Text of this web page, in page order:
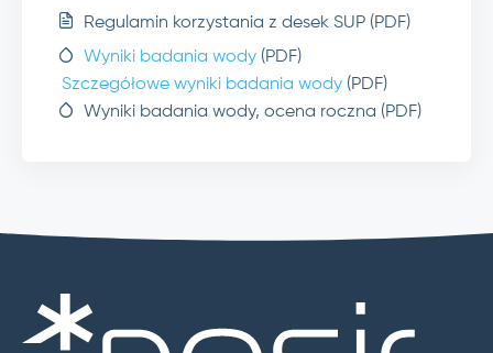
Regulamin korzystania z desek SUP (PDF)
Wyniki badania wody (PDF)
Szczegółowe wyniki badania wody (PDF)
Wyniki badania wody, ocena roczna (PDF)